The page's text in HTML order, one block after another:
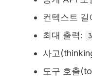
컨텍스트 길
최대 출력:
사고
도구 호출